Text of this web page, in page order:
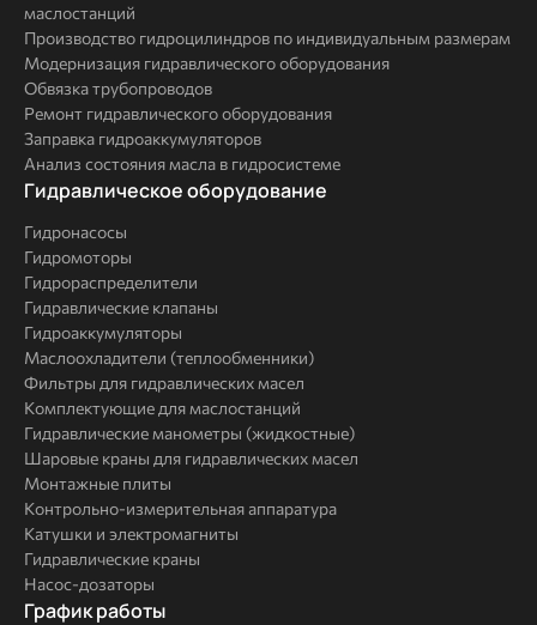
маслостанций
Производство гидроцилиндров по индивидуальным размерам
Модернизация гидравлического оборудования
Обвязка трубопроводов
Ремонт гидравлического оборудования
Заправка гидроаккумуляторов
Анализ состояния масла в гидросистеме
Комплексные
Гидравлическое оборудование
Гидронасосы
Гидромоторы
Гидрораспределители
Гидравлические клапаны
Гидроаккумуляторы
Маслоохладители (теплообменники)
Фильтры для гидравлических масел
Комплектующие для маслостанций
Гидравлические манометры (жидкостные)
Шаровые краны для гидравлических масел
Монтажные плиты
Контрольно-измерительная аппаратура
Катушки и электромагниты
Гидравлические краны
Насос-дозаторы
График работы